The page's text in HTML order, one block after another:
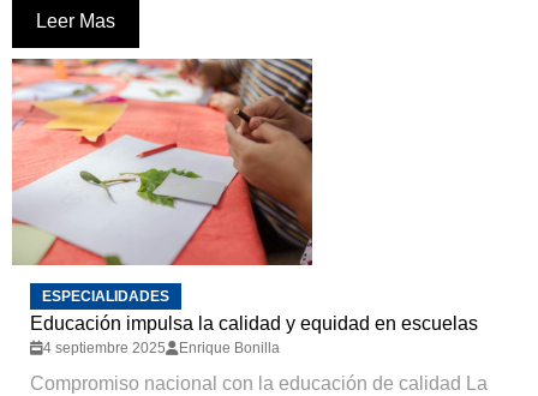
Leer Mas
ESPECIALIDADES
Educación impulsa la calidad y equidad en escuelas
4 septiembre 2025 Enrique Bonilla
Compromiso nacional con la educación de calidad La